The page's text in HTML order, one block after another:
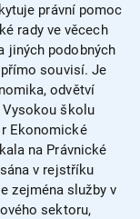
právní pomoc
rady ve věcech
jiných podobných
souvisí. Je
odvětví
Vysokou školu
Ekonomické
na Právnické
v rejstříku
zejména služby v
sektoru,